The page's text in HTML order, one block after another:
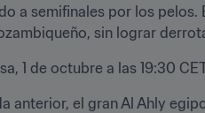
a semifinales por los pelos.
sin lograr
1 de octubre a las 19:30
anterior, el gran Al Ahly